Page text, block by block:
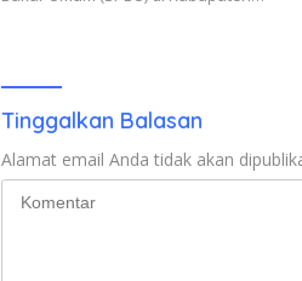
Tinggalkan Balasan
Alamat email Anda tidak akan